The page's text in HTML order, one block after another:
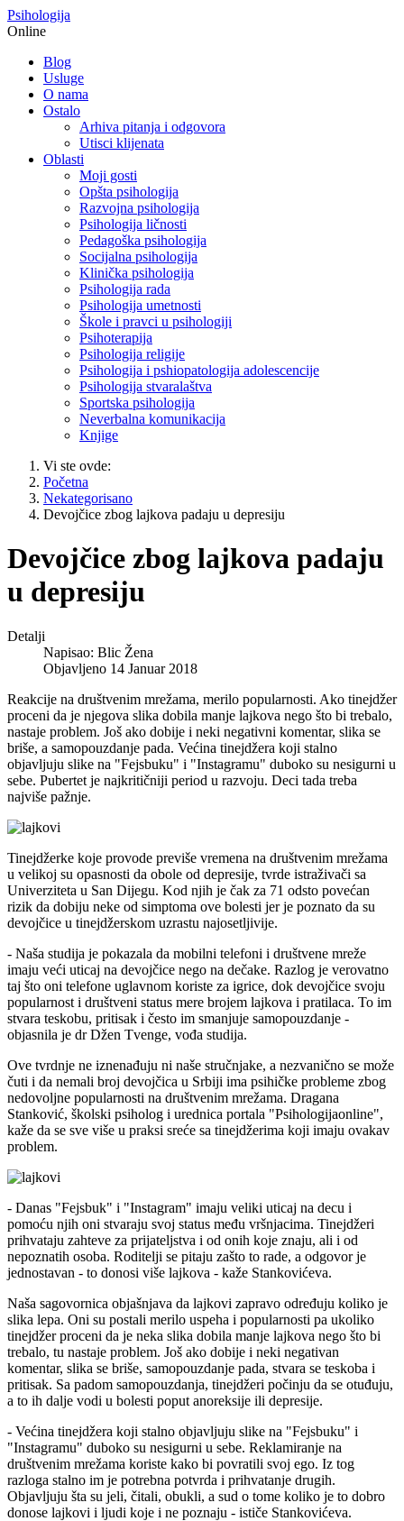
Psihologija
Online
Blog
Usluge
O nama
Ostalo
Arhiva pitanja i odgovora
Utisci klijenata
Oblasti
Moji gosti
Opšta psihologija
Razvojna psihologija
Psihologija ličnosti
Pedagoška psihologija
Socijalna psihologija
Klinička psihologija
Psihologija rada
Psihologija umetnosti
Škole i pravci u psihologiji
Psihoterapija
Psihologija religije
Psihologija i pshiopatologija adolescencije
Psihologija stvaralaštva
Sportska psihologija
Neverbalna komunikacija
Knjige
Vi ste ovde:
Početna
Nekategorisano
Devojčice zbog lajkova padaju u depresiju
Devojčice zbog lajkova padaju
u depresiju
Detalji
Napisao: Blic Žena
Objavljeno 14 Januar 2018
Reakcije na društvenim mrežama, merilo popularnosti. Ako tinejdžer
proceni da je njegova slika dobila manje lajkova nego što bi trebalo,
nastaje problem. Još ako dobije i neki negativni komentar, slika se
briše, a samopouzdanje pada. Većina tinejdžera koji stalno
objavljuju slike na "Fejsbuku" i "Instagramu" duboko su nesigurni u
sebe. Pubertet je najkritičniji period u razvoju. Deci tada treba
najviše pažnje.
Tinejdžerke koje provode previše vremena na društvenim mrežama
u velikoj su opasnosti da obole od depresije, tvrde istraživači sa
Univerziteta u San Dijegu. Kod njih je čak za 71 odsto povećan
rizik da dobiju neke od simptoma ove bolesti jer je poznato da su
devojčice u tinejdžerskom uzrastu najosetljivije.
- Naša studija je pokazala da mobilni telefoni i društvene mreže
imaju veći uticaj na devojčice nego na dečake. Razlog je verovatno
taj što oni telefone uglavnom koriste za igrice, dok devojčice svoju
popularnost i društveni status mere brojem lajkova i pratilaca. To im
stvara teskobu, pritisak i često im smanjuje samopouzdanje -
objasnila je dr Džen Tvenge, vođa studija.
Ove tvrdnje ne iznenađuju ni naše stručnjake, a nezvanično se može
čuti i da nemali broj devojčica u Srbiji ima psihičke probleme zbog
nedovoljne popularnosti na društvenim mrežama. Dragana
Stanković, školski psiholog i urednica portala "Psihologijaonline",
kaže da se sve više u praksi sreće sa tinejdžerima koji imaju ovakav
problem.
- Danas "Fejsbuk" i "Instagram" imaju veliki uticaj na decu i
pomoću njih oni stvaraju svoj status među vršnjacima. Tinejdžeri
prihvataju zahteve za prijateljstva i od onih koje znaju, ali i od
nepoznatih osoba. Roditelji se pitaju zašto to rade, a odgovor je
jednostavan - to donosi više lajkova - kaže Stankovićeva.
Naša sagovornica objašnjava da lajkovi zapravo određuju koliko je
slika lepa. Oni su postali merilo uspeha i popularnosti pa ukoliko
tinejdžer proceni da je neka slika dobila manje lajkova nego što bi
trebalo, tu nastaje problem. Još ako dobije i neki negativan
komentar, slika se briše, samopouzdanje pada, stvara se teskoba i
pritisak. Sa padom samopouzdanja, tinejdžeri počinju da se otuđuju,
a to ih dalje vodi u bolesti poput anoreksije ili depresije.
- Većina tinejdžera koji stalno objavljuju slike na "Fejsbuku" i
"Instagramu" duboko su nesigurni u sebe. Reklamiranje na
društvenim mrežama koriste kako bi povratili svoj ego. Iz tog
razloga stalno im je potrebna potvrda i prihvatanje drugih.
Objavljuju šta su jeli, čitali, obukli, a sud o tome koliko je to dobro
donose lajkovi i ljudi koje i ne poznaju - ističe Stankovićeva.